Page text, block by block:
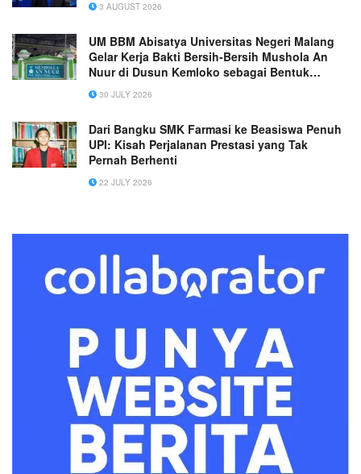
3 AUGUST 2026
UM BBM Abisatya Universitas Negeri Malang
Gelar Kerja Bakti Bersih-Bersih Mushola An
Nuur di Dusun Kemloko sebagai Bentuk
Pengabdian kepada Masyarakat
30 JULY 2026
Dari Bangku SMK Farmasi ke Beasiswa Penuh
UPI: Kisah Perjalanan Prestasi yang Tak
Pernah Berhenti
22 JULY 2026